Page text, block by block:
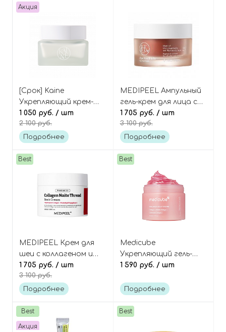
Акция
[Срок] Kaine
Укрепляющий крем-
йогурт для лица с
коллагеном и грибами
тремелла, Vegan
1 050 руб. / шт
2 100 руб.
Подробнее
MEDIPEEL Ампульный
гель-крем для лица с
чаем комбуча
(двухфазный) Hyal
Kombucha Tea-Tox
1 705 руб. / шт
3 100 руб.
Подробнее
Best
MEDIPEEL Крем для
шеи с коллагеном и
пептидами (новая
версия 3.0), Premium 3.0
Collagen Naite Thread
1 705 руб. / шт
3 100 руб.
Подробнее
Best
Medicube
Укрепляющий гель-
желе с ПДРН лосося и
Jelly Cream
1 590 руб. / шт
Подробнее
Best
Акция
Best